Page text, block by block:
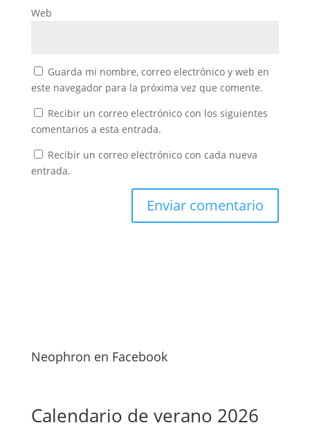
Web
Guarda mi nombre, correo electrónico y web en
este navegador para la próxima vez que comente.
Recibir un correo electrónico con los siguientes
comentarios a esta entrada.
Recibir un correo electrónico con cada nueva
entrada.
Neophron en Facebook
Calendario de verano 2026